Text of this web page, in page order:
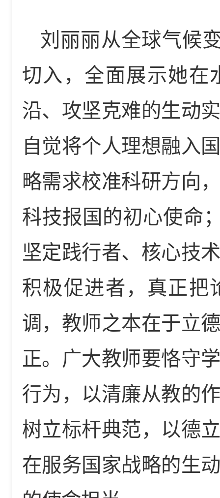
刘丽丽从全球气候
切入，全面展示她在
沿、攻坚克难的生动
自觉将个人理想融入
略需求校准科研方向
科技报国的初心使命
坚定践行者、核心技
积极促进者，真正把
调，教师之本在于立
正。广大教师要恪守
行为，以清廉从教的
树立标杆典范，以德
在服务国家战略的生